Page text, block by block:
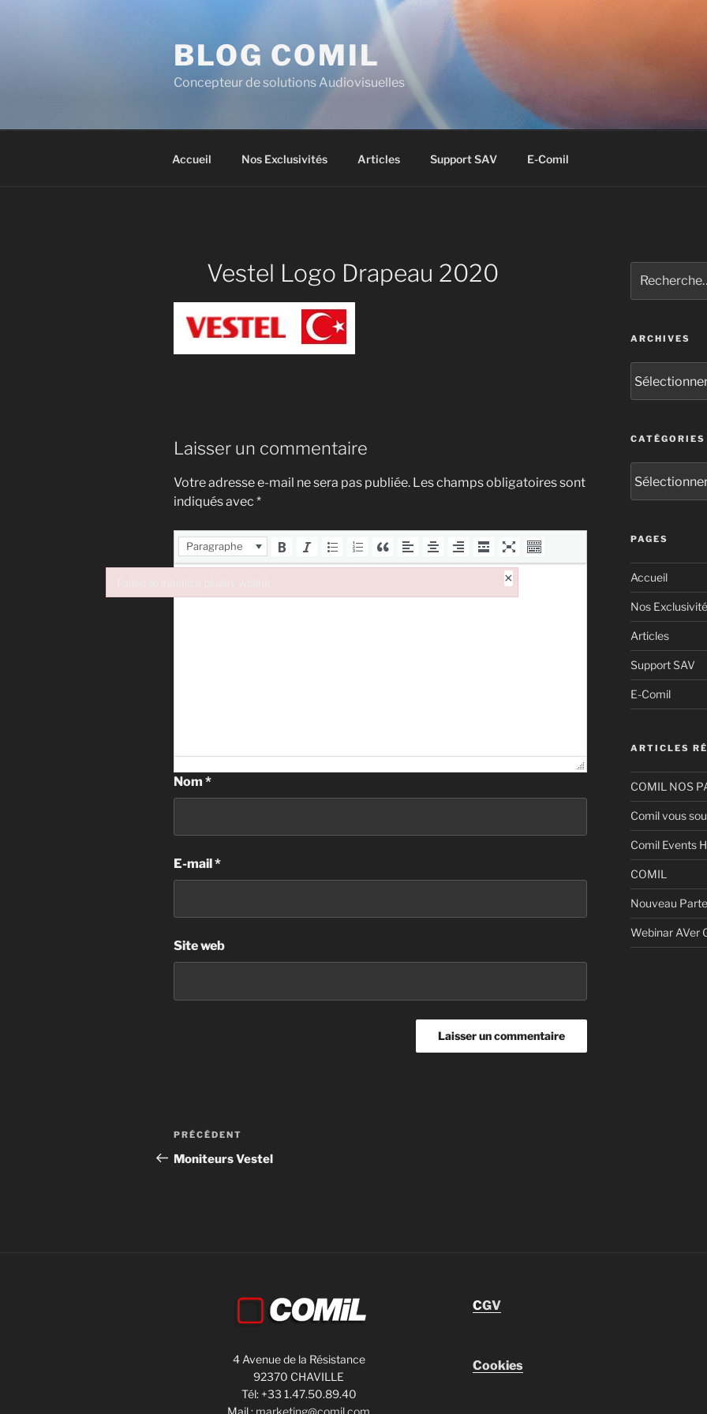
BLOG COMIL
Concepteur de solutions Audiovisuelles
Accueil Nos Exclusivités Articles Support SAV E-Comil
Vestel Logo Drapeau 2020
Laisser un commentaire
Votre adresse e-mail ne sera pas publiée. Les champs obligatoires sont
indiqués avec *
Paragraphe
Nom *
E-mail*
Site web
PRÉCÉDENT
Moniteurs Vestel
ARCHIVES
CATÉGORIES
PAGES
Accueil
Nos
Articles
Support SAV
E-Comil
ARTICLES
COMIL NOS
Comil vous
Comil Events
COMIL
Nouveau
Webinar AVer
4 Avenue de la Résistance
92370 CHAVILLE
Tél: +33 1.47.50.89.40
Mail : marketing@comil.com
CGV
Cookies
×
Failed to initialize plugin: wplink